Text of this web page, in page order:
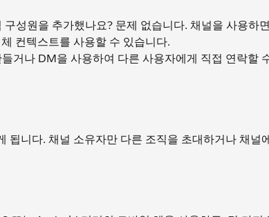
구성원을 추가했나요? 문제 없습니다. 채널을 사용하
컨텍스트를 사용할 수 있습니다.
거나 DM을 사용하여 다른 사용자에게 직접 연락할
니다. 채널 소유자만 다른 조직을 초대하거나 채널